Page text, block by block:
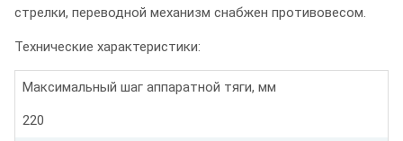
стрелки, переводной механизм снабжен противовесом.
Технические характеристики:
Максимальный шаг аппаратной тяги, мм
220